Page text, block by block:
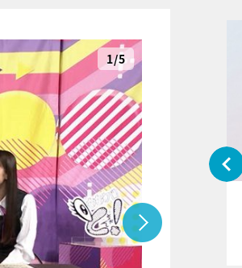
1/5
『アイ＝ラブ！げーみんぐ』＝LOV
E齋藤樹愛羅＆佐々木舞香SPインタ
ビュー